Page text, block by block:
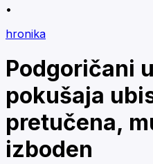
•
hronika
Podgoričani
pokušaja
pretučena,
izboden